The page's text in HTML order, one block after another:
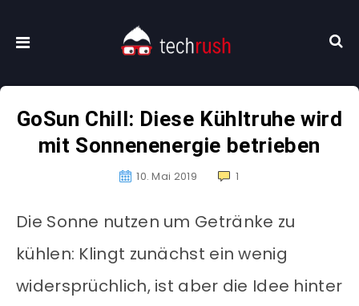
GoSun Chill: Diese Kühltruhe wird
mit Sonnenenergie betrieben
10. Mai 2019 1
Die Sonne nutzen um Getränke zu
kühlen: Klingt zunächst ein wenig
widersprüchlich, ist aber die Idee hinter